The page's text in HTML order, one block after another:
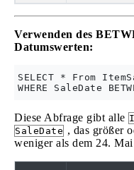
Verwenden des
Datumswerten:
SELECT * From
Diese Abfrage gibt alle
SaleDate , das größer
weniger als dem 24.